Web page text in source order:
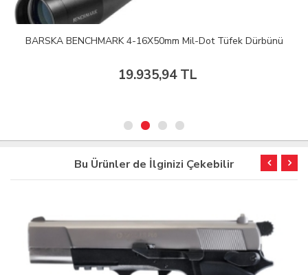
BARSKA BENCHMARK 4-16X50mm Mil-Dot Tüfek Dürbünü
19.935,94 TL
Bu Ürünler de İlginizi Çekebilir